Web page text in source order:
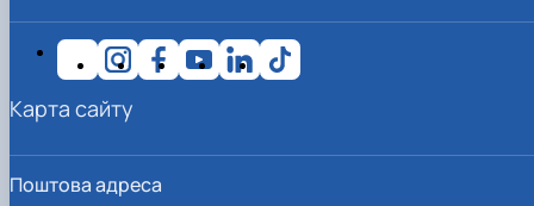
Поштова адреса
Карта сайту